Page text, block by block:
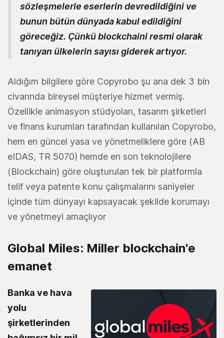
sözleşmelerle eserlerin devredildiğini ve
bunun bütün dünyada kabul edildiğini
göreceğiz. Çünkü blockchaini resmi olarak
tanıyan ülkelerin sayısı giderek artıyor.
Aldığım bilgilere göre Copyrobo şu ana dek 3 bin
civarında bireysel müşteriye hizmet vermiş.
Özellikle animasyon stüdyoları, tasarım şirketleri
ve finans kurumları tarafından kullanılan Copyrobo,
hem en güncel yasa ve yönetmeliklere göre (AB
eIDAS, TR 5070) hemde en son teknolojilere
(Blockchain) göre oluşturulan tek bir platformla
telif veya patente konu çalışmalarını saniyeler
içinde tüm dünyayı kapsayacak şekilde korumayı
ve yönetmeyi amaçlıyor
Global Miles: Miller blockchain'e
emanet
Banka ve hava
yolu
şirketlerinden